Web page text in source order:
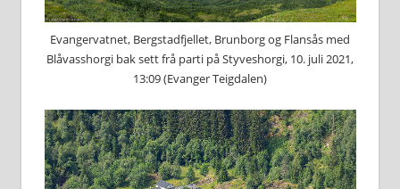
Evangervatnet, Bergstadfjellet, Brunborg og Flansås med
Blåvasshorgi bak sett frå parti på Styveshorgi, 10. juli 2021,
13:09 (Evanger Teigdalen)